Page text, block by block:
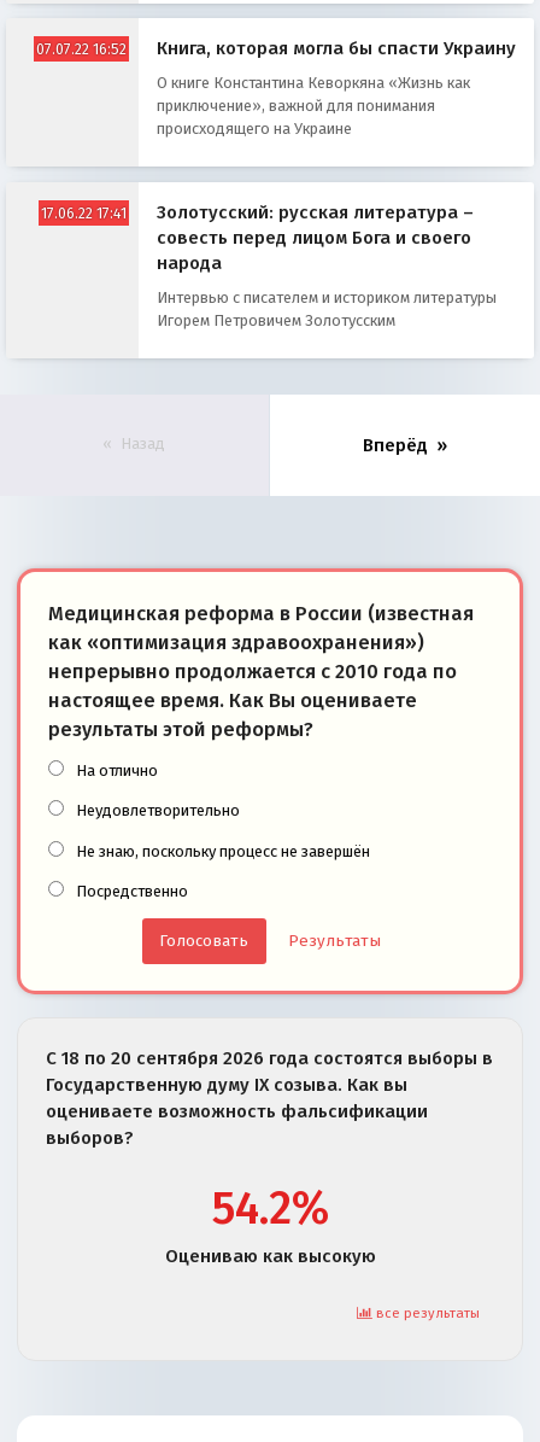
07.07.22 16:52 Книга, которая могла бы спасти Украину
О книге Константина Кеворкяна «Жизнь как
приключение», важной для понимания
происходящего на Украине
17.06.22 17:41
Золотусский: русская литература –
совесть перед лицом Бога и своего
народа
Интервью с писателем и историком литературы
Игорем Петровичем Золотусским
Назад Вперёд
Медицинская реформа в России (известная
как «оптимизация здравоохранения»)
непрерывно продолжается с 2010 года по
настоящее время. Как Вы оцениваете
результаты этой реформы?
На отлично
Неудовлетворительно
Не знаю, поскольку процесс не завершён
Посредственно
Результаты
С 18 по 20 сентября 2026 года состоятся выборы в
Государственную думу IX созыва. Как вы
оцениваете возможность фальсификации
выборов?
54.2%
Оцениваю как высокую
все результаты